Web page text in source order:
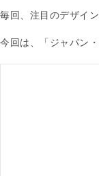
毎回、注目のデザイ
今回は、「ジャパン